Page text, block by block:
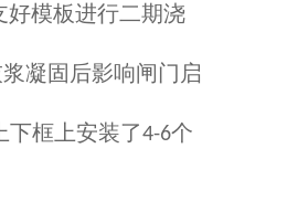
好模板进行二期浇
凝固后影响闸门启
下框上安装了4-6个